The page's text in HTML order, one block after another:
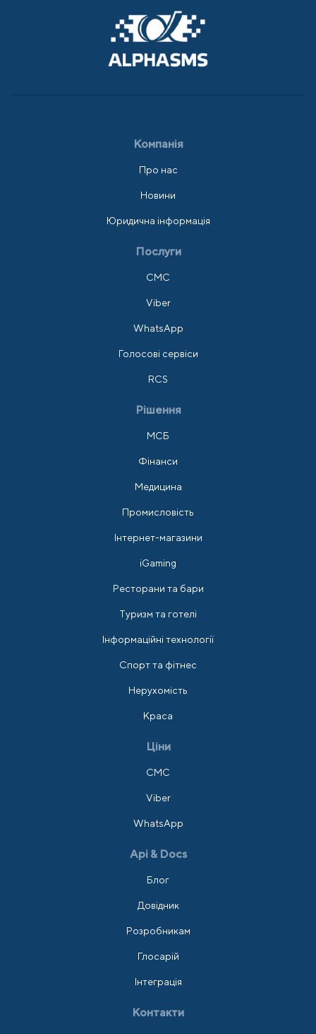
Компанія
Про нас
Новини
Юридична інформація
Послуги
СМС
Viber
WhatsApp
Голосові сервіси
RCS
Рішення
МСБ
Фінанси
Медицина
Промисловість
Інтернет-магазини
iGaming
Ресторани та бари
Туризм та готелі
Інформаційні технології
Спорт та фітнес
Нерухомість
Краса
Ціни
СМС
Viber
WhatsApp
Api & Docs
Блог
Довідник
Розробникам
Глосарій
Інтеграція
Контакти